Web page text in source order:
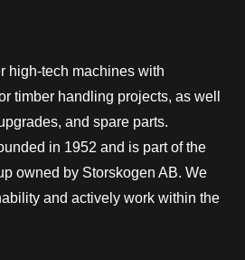
high-tech machines with
timber handling projects, as well
and spare parts.
in 1952 and is part of the
owned by Storskogen AB. We
and actively work within the